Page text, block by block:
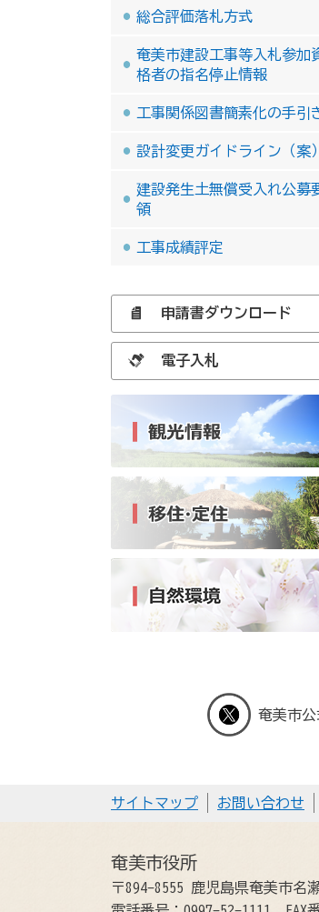
総合評価落札方式
奄美市建設工事等入札参加
格者の指名停止情報
工事関係図書簡素化の手引
設計変更ガイドライン（案）
建設発生土無償受入れ公募
領
工事成績評定
申請書ダウンロード
電子入札
奄美市
サイトマップ お問い合わせ
奄美市役所
〒894-8555 鹿児島県奄美市名